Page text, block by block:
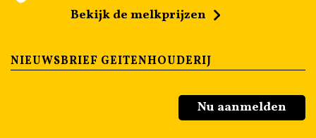
Bekijk de melkprijzen
NIEUWSBRIEF GEITENHOUDERIJ
Nu aanmelden